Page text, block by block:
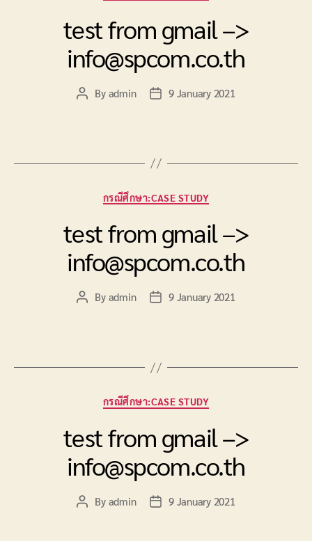
test from gmail –>
info@spcom.co.th
PostBy admin
Post9 January 2021
Categories
กรณีศึกษา:CASE STUDY
test from gmail –>
info@spcom.co.th
PostBy admin
Post9 January 2021
Categories
กรณีศึกษา:CASE STUDY
test from gmail –>
info@spcom.co.th
PostBy admin
Post9 January 2021